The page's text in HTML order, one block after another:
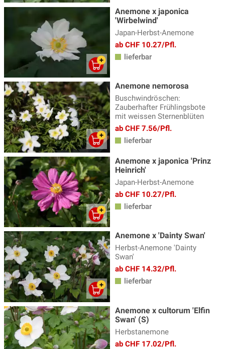
Knöterich
Kokardenblume - Gaillardia(4)
Kugeldistel, Echinops(4)
Küchenschelle(3)
Lavendel Pflanzen
Lerchensporn
(3)
Lichtnelke - Lychnis(5)
Lilientraube(3)
Lungenkraut
Malven(5)
Margerite - Leucanthemum(5)
Mohn - Papaver(6)
Mädchenauge
Nachtkerze - Oenothera(4)
Nelken(8)
Nelkenwurz - Geum (9)
Oregano - Origanum
Perlkörbchen - Anaphalis
Pfingstrosen(63)
Phlox - Flammenblume(46)
Anemone x japonica
'Wirbelwind'
Japan-Herbst-Anemone
ab CHF 10.27/Pfl.
lieferbar
Anemone nemorosa
Buschwindröschen:
Zauberhafter Frühlingsbote
mit weissen Sternenblüten
ab CHF 7.56/Pfl.
lieferbar
Anemone x japonica 'Prinz
Heinrich'
Japan-Herbst-Anemone
ab CHF 10.27/Pfl.
lieferbar
Anemone x 'Dainty Swan'
Herbst-Anemone 'Dainty
Swan'
ab CHF 14.32/Pfl.
lieferbar
Anemone x cultorum 'Elfin
Swan' (S)
Herbstanemone
ab CHF 17.02/Pfl.